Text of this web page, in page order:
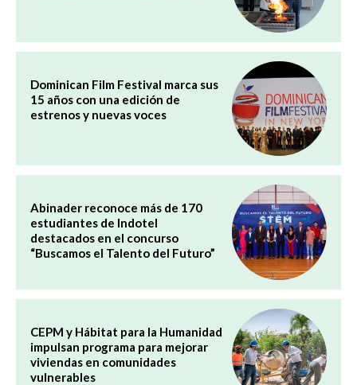
Dominican Film Festival marca sus
15 años con una edición de
estrenos y nuevas voces
Abinader reconoce más de 170
estudiantes de Indotel
destacados en el concurso
“Buscamos el Talento del Futuro”
CEPM y Hábitat para la Humanidad
impulsan programa para mejorar
viviendas en comunidades
vulnerables